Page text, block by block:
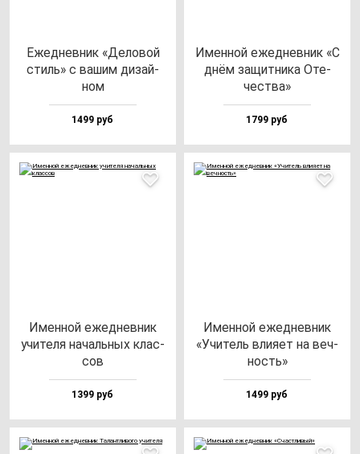
Ежед­нев­ник «Дело­вой
стиль» с ва­шим ди­зай­
ном
1499 руб
Имен­ной ежед­нев­ник «С
днём за­щит­ни­ка Оте­
чес­тва»
1799 руб
Имен­ной ежед­нев­ник
учи­те­ля на­чаль­ных клас­
сов
1399 руб
Имен­ной ежед­нев­ник
«Учи­тель вли­яет на веч­
ность»
1499 руб